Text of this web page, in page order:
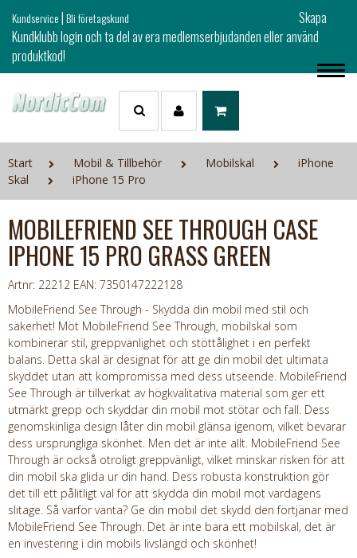
Kundservice|Bli företagskund
Skapa
Kundklubb login och ta del av era medlemserbjudanden eller använd
produktkod!
Start Mobil & Tillbehör Mobilskal
iPhone
Skal
iPhone 15 Pro
MOBILEFRIEND SEE THROUGH CASE
IPHONE 15 PRO GRASS GREEN
Artnr: 22212 EAN: 7350147222128
MobileFriend See Through - Skydda din mobil med stil och
säkerhet! Möt MobileFriend See Through, mobilskal som
kombinerar stil, greppvänlighet och stöttålighet i en perfekt
balans. Detta skal är designat för att ge din mobil det ultimata
skyddet utan att kompromissa med dess utseende. MobileFriend
See Through är tillverkat av högkvalitativa material som ger ett
utmärkt grepp och skyddar din mobil mot stötar och fall. Dess
genomskinliga design låter din mobil glänsa igenom, vilket bevarar
dess ursprungliga skönhet. Men det är inte allt. MobileFriend See
Through är också otroligt greppvänligt, vilket minskar risken för att
din mobil ska glida ur din hand. Dess robusta konstruktion gör
det till ett pålitligt val för att skydda din mobil mot vardagens
slitage. Så varför vänta? Ge din mobil det skydd den förtjänar med
MobileFriend See Through. Det är inte bara ett mobilskal, det är
en investering i din mobils livslängd och skönhet!